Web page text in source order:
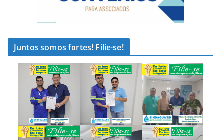
Juntos somos fortes! Filie-se!